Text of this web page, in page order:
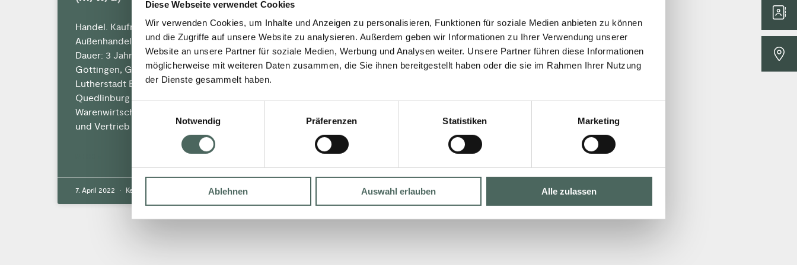
Diese Webseite verwendet Cookies
Wir verwenden Cookies, um Inhalte und Anzeigen zu personalisieren, Funktionen für soziale Medien anbieten zu können
und die Zugriffe auf unsere Website zu analysieren. Außerdem geben wir Informationen zu Ihrer Verwendung unserer
Website an unsere Partner für soziale Medien, Werbung und Analysen weiter. Unsere Partner führen diese Informationen
möglicherweise mit weiteren Daten zusammen, die Sie ihnen bereitgestellt haben oder die sie im Rahmen Ihrer Nutzung
der Dienste gesammelt haben.
Notwendig
Präferenzen Statistiken Marketing
Ablehnen Auswahl erlauben Alle zulassen
Handel. Kaufmann im Groß- und
Außenhandelsmanagement (m/w/d)
Dauer: 3 Jahre Standorte: Boffzen,
Göttingen, Gütersloh, Lippstadt,
Lutherstadt Eisleben, Nordhausen,
Quedlinburg Ausbildungsinhalt:
Warenwirtschaft, Management, Logistik
und Vertrieb
7. April 2022 Keine Kommentare
(m/w/d) Dauer: 3 Jahre Standorte:
Boffzen, Hardegsen, Lippstadt,
Lutherstadt Eisleben, Nordhausen
Ausbildungsinhalt: Warenwirtschaft,

MEHR »
Keine Kommentare